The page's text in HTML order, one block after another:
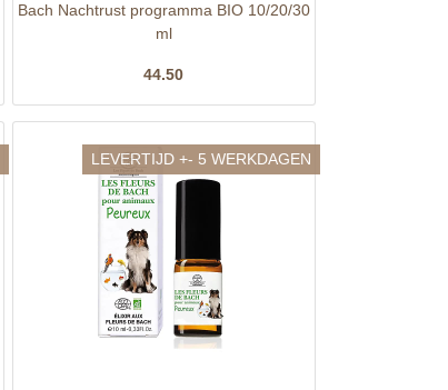
Bach Nachtrust programma BIO 10/20/30
ml
44.50
LEVERTIJD +- 5 WERKDAGEN